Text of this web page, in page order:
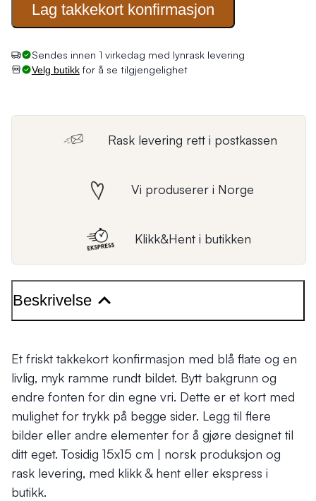
Lag takkekort konfirmasjon
Velg butikkfor å se tilgjengelighet
Rask levering rett i postkassen
Vi produserer i Norge
Klikk&Hent i butikken
Beskrivelse
Et friskt takkekort konfirmasjon med blå flate og en
livlig, myk ramme rundt bildet. Bytt bakgrunn og
endre fonten for din egne vri. Dette er et kort med
mulighet for trykk på begge sider. Legg til flere
bilder eller andre elementer for å gjøre designet til
ditt eget. Tosidig 15x15 cm | norsk produksjon og
rask levering, med klikk & hent eller ekspress i
butikk.